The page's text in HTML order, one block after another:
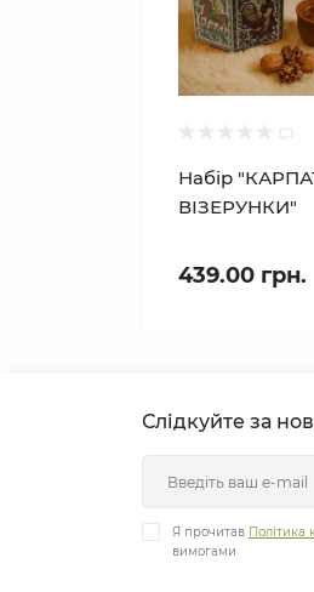
Набір
ВІЗЕРУНКИ"
439.00 грн.
Слідкуйте за
Я прочитав Політика
вимогами